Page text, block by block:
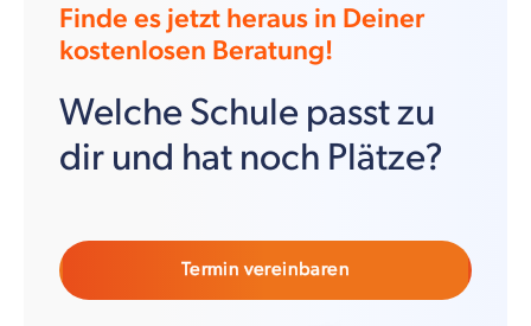
Finde es jetzt heraus in Deiner
kostenlosen Beratung!
Welche Schule passt zu
dir und hat noch Plätze?
Termin vereinbaren